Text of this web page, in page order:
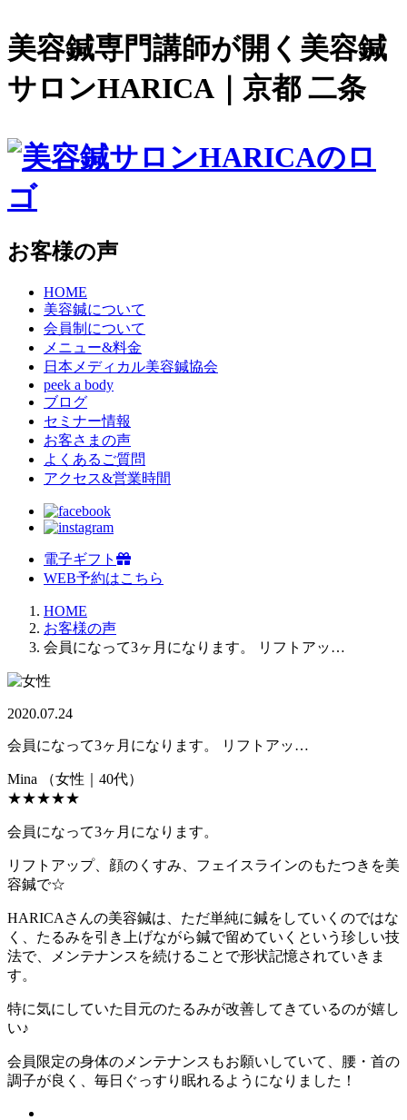
美容鍼専門講師が開く美容鍼
サロンHARICA｜京都 二条
お客様の声
HOME
美容鍼について
会員制について
メニュー&料金
日本メディカル美容鍼協会
peek a body
ブログ
セミナー情報
お客さまの声
よくあるご質問
アクセス&営業時間
電子ギフト
WEB予約はこちら
HOME
お客様の声
会員になって3ヶ月になります。 リフトアッ…
2020.07.24
会員になって3ヶ月になります。 リフトアッ…
Mina
（女性｜40代）
★★★★★
会員になって3ヶ月になります。
リフトアップ、顔のくすみ、フェイスラインのもたつきを美
容鍼で☆
HARICAさんの美容鍼は、ただ単純に鍼をしていくのではな
く、たるみを引き上げながら鍼で留めていくという珍しい技
法で、メンテナンスを続けることで形状記憶されていきま
す。
特に気にしていた目元のたるみが改善してきているのが嬉し
い♪
会員限定の身体のメンテナンスもお願いしていて、腰・首の
調子が良く、毎日ぐっすり眠れるようになりました！